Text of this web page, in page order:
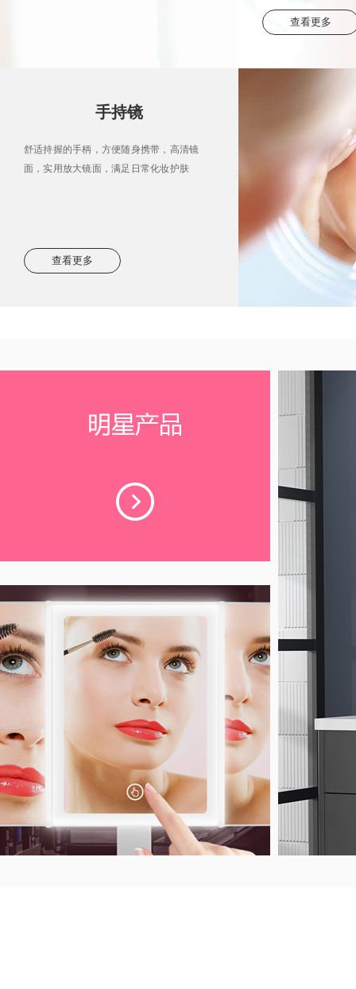
查看更多
手持镜
舒适持握的手柄，方便随身携带，高清镜
面，实用放大镜面，满足日常化妆护肤
查看更多